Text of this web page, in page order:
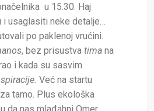
u 15.30. Haj
usaglasiti neke detalje…
po paklenoj vrućini.
, bez prisustva tima na
i kada su sasvim
Već na startu
tamo. Plus ekološka